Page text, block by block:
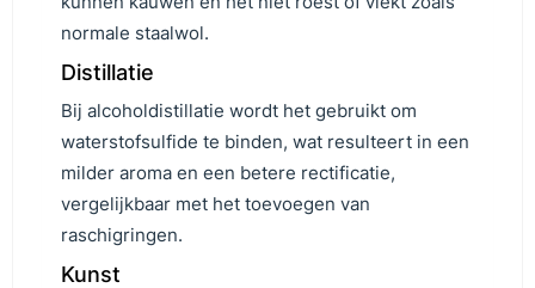
normale staalwol.
Distillatie
Bij alcoholdistillatie wordt het gebruikt om
waterstofsulfide te binden, wat resulteert in een
milder aroma en een betere rectificatie,
vergelijkbaar met het toevoegen van
raschigringen.
Kunst